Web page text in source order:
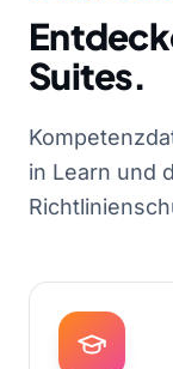
Suites.
in Learn und